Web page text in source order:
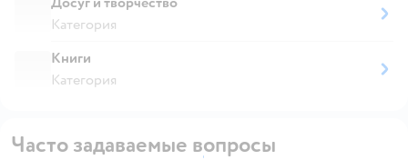
Категория
Книги
Категория
Часто задаваемые вопросы